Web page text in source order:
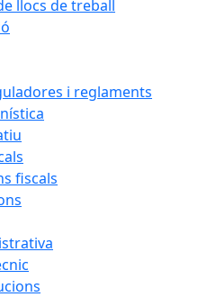
llocs de treball
i reglaments
fiscals